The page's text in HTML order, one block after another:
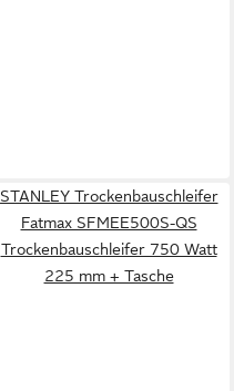
STANLEY Trockenbauschleifer
Fatmax SFMEE500S-QS
Trockenbauschleifer 750 Watt
225 mm + Tasche